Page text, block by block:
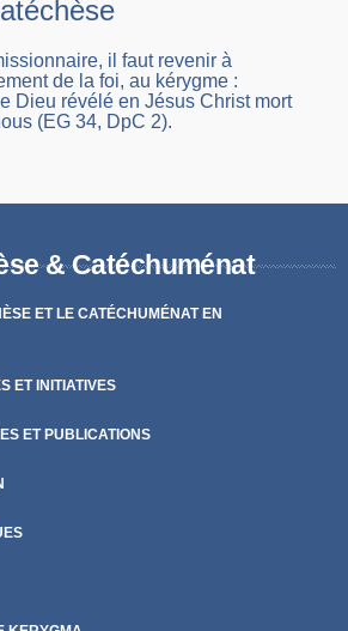
il faut revenir à
de la foi, au kérygme :
Dieu révélé en Jésus Christ mort
(EG 34, DpC 2).
& Catéchuménat
ET LE CATÉCHUMÉNAT EN
ET INITIATIVES
ET PUBLICATIONS